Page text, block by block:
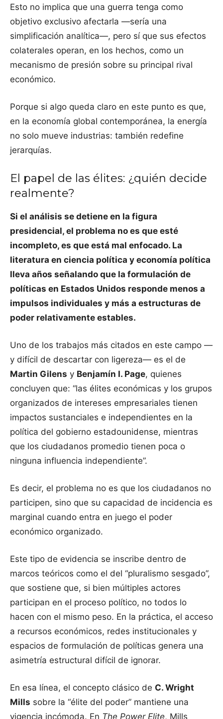
Esto no implica que una guerra tenga como
objetivo exclusivo afectarla —sería una
simplificación analítica—, pero sí que sus efectos
colaterales operan, en los hechos, como un
mecanismo de presión sobre su principal rival
económico.
Porque si algo queda claro en este punto es que,
en la economía global contemporánea, la energía
no solo mueve industrias: también redefine
jerarquías.
El papel de las élites: ¿quién decide
realmente?
Si el análisis se detiene en la figura
presidencial, el problema no es que esté
incompleto, es que está mal enfocado. La
literatura en ciencia política y economía política
lleva años señalando que la formulación de
políticas en Estados Unidos responde menos a
impulsos individuales y más a estructuras de
poder relativamente estables.
Uno de los trabajos más citados en este campo —
y difícil de descartar con ligereza— es el de
Martin Gilens y Benjamín I. Page, quienes
concluyen que: “las élites económicas y los grupos
organizados de intereses empresariales tienen
impactos sustanciales e independientes en la
política del gobierno estadounidense, mientras
que los ciudadanos promedio tienen poca o
ninguna influencia independiente”.
Es decir, el problema no es que los ciudadanos no
participen, sino que su capacidad de incidencia es
marginal cuando entra en juego el poder
económico organizado.
Este tipo de evidencia se inscribe dentro de
marcos teóricos como el del “pluralismo sesgado”,
que sostiene que, si bien múltiples actores
participan en el proceso político, no todos lo
hacen con el mismo peso. En la práctica, el acceso
a recursos económicos, redes institucionales y
espacios de formulación de políticas genera una
asimetría estructural difícil de ignorar.
En esa línea, el concepto clásico de C. Wright
Mills sobre la “élite del poder” mantiene una
vigencia incómoda. En The Power Elite, Mills